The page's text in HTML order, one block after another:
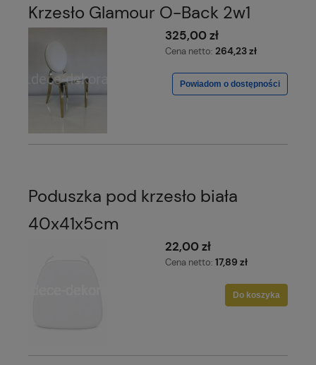
Krzesło Glamour O-Back 2w1
325,00 zł
Cena netto: 264,23 zł
Powiadom o dostępności
Poduszka pod krzesło biała
40x41x5cm
22,00 zł
Cena netto: 17,89 zł
Do koszyka